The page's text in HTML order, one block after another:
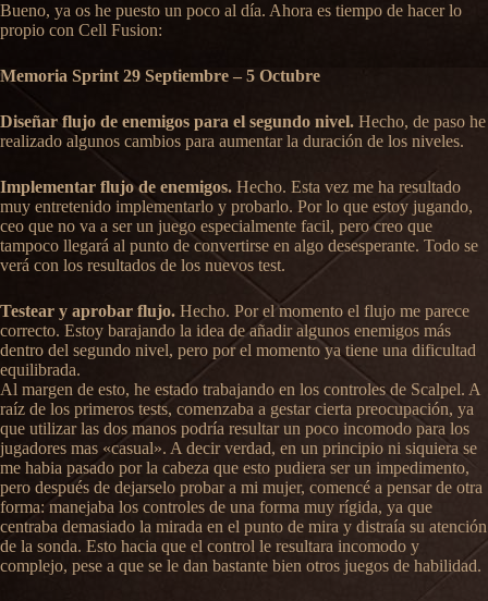
Bueno, ya os he puesto un poco al día. Ahora es tiempo de hacer lo
propio con Cell Fusion:
Memoria Sprint 29 Septiembre – 5 Octubre
Diseñar flujo de enemigos para el segundo nivel. Hecho, de paso he
realizado algunos cambios para aumentar la duración de los niveles.
Implementar flujo de enemigos. Hecho. Esta vez me ha resultado
muy entretenido implementarlo y probarlo. Por lo que estoy jugando,
ceo que no va a ser un juego especialmente facil, pero creo que
tampoco llegará al punto de convertirse en algo desesperante. Todo se
verá con los resultados de los nuevos test.
Testear y aprobar flujo. Hecho. Por el momento el flujo me parece
correcto. Estoy barajando la idea de añadir algunos enemigos más
dentro del segundo nivel, pero por el momento ya tiene una dificultad
equilibrada.
Al margen de esto, he estado trabajando en los controles de Scalpel. A
raíz de los primeros tests, comenzaba a gestar cierta preocupación, ya
que utilizar las dos manos podría resultar un poco incomodo para los
jugadores mas «casual». A decir verdad, en un principio ni siquiera se
me habia pasado por la cabeza que esto pudiera ser un impedimento,
pero después de dejarselo probar a mi mujer, comencé a pensar de otra
forma: manejaba los controles de una forma muy rígida, ya que
centraba demasiado la mirada en el punto de mira y distraía su atención
de la sonda. Esto hacia que el control le resultara incomodo y
complejo, pese a que se le dan bastante bien otros juegos de habilidad.